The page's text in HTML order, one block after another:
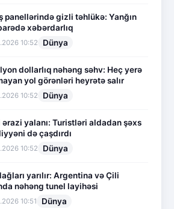
panellərində gizli təhlükə: Yanğın
xəbərdarlıq
10:52 Dünya
dollarlıq nəhəng səhv: Heç yerə
yol görənləri heyrətə salır
10:52 Dünya
ərazi yalanı: Turistləri aldadan şəxs
də çaşdırdı
10:52 Dünya
yarılır: Argentina və Çili
nəhəng tunel layihəsi
10:51 Dünya